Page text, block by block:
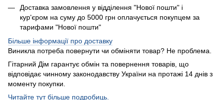
Доставка замовлення у відділення "Нової пошти" і
кур'єром на суму до 5000 грн оплачується покупцем за
тарифами "Нової пошти"
Більше інформації про доставку
Виникла потреба повернути чи обміняти товар? Не проблема.
Гітарний Дім гарантує обмін та повернення товарів, що
відповідає чинному законодавству України на протажі 14 днів з
моменту покупки.
Читайте тут більше подробиць.